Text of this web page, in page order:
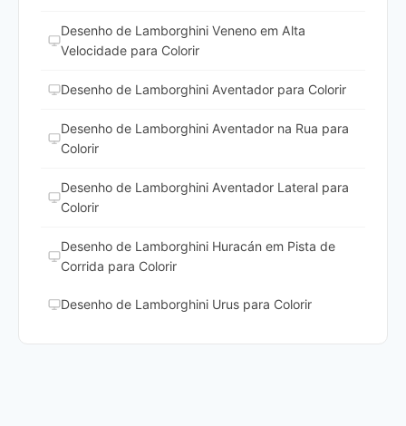
Desenho de Lamborghini Veneno em Alta
Velocidade para Colorir
Desenho de Lamborghini Aventador para Colorir
Desenho de Lamborghini Aventador na Rua para
Colorir
Desenho de Lamborghini Aventador Lateral para
Colorir
Desenho de Lamborghini Huracán em Pista de
Corrida para Colorir
Desenho de Lamborghini Urus para Colorir